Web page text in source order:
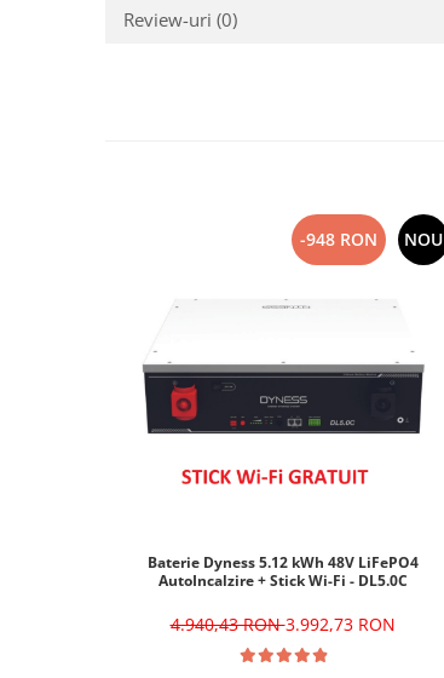
Review-uri (0)
-948 RON NOU
Baterie Dyness 5.12 kWh 48V LiFePO4
AutoIncalzire + Stick Wi-Fi - DL5.0C
4.940,43 RON3.992,73 RON